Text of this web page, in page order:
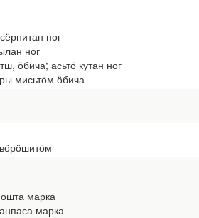
ног
ног
ӧбича; асьтӧ кутан ног
мисьтӧм ӧбича
марка
марка